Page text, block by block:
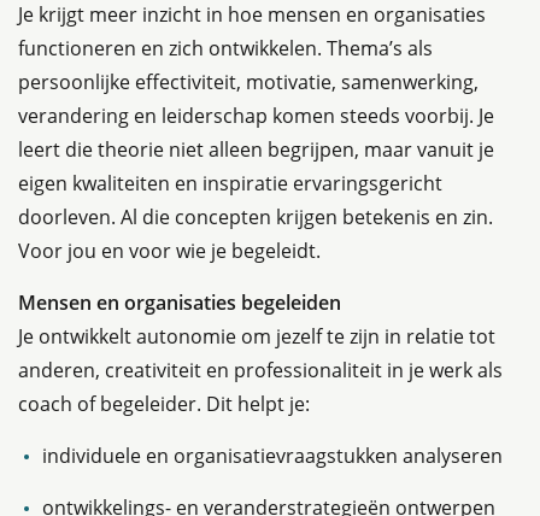
Je krijgt meer inzicht in hoe mensen en organisaties
functioneren en zich ontwikkelen. Thema’s als
persoonlijke effectiviteit, motivatie, samenwerking,
verandering en leiderschap komen steeds voorbij. Je
leert die theorie niet alleen begrijpen, maar vanuit je
eigen kwaliteiten en inspiratie ervaringsgericht
doorleven. Al die concepten krijgen betekenis en zin.
Voor jou en voor wie je begeleidt.
Mensen en organisaties begeleiden
Je ontwikkelt autonomie om jezelf te zijn in relatie tot
anderen, creativiteit en professionaliteit in je werk als
coach of begeleider. Dit helpt je:
individuele en organisatievraagstukken analyseren
ontwikkelings- en veranderstrategieën ontwerpen